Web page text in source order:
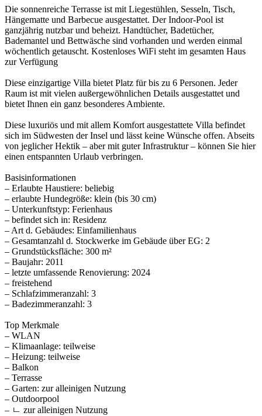
Die sonnenreiche Terrasse ist mit Liegestühlen, Sesseln, Tisch,
Hängematte und Barbecue ausgestattet. Der Indoor-Pool ist
ganzjährig nutzbar und beheizt. Handtücher, Badetücher,
Bademantel und Bettwäsche sind vorhanden und werden einmal
wöchentlich getauscht. Kostenloses WiFi steht im gesamten Haus
zur Verfügung
Diese einzigartige Villa bietet Platz für bis zu 6 Personen. Jeder
Raum ist mit vielen außergewöhnlichen Details ausgestattet und
bietet Ihnen ein ganz besonderes Ambiente.
Diese luxuriös und mit allem Komfort ausgestattete Villa befindet
sich im Südwesten der Insel und lässt keine Wünsche offen. Abseits
von jeglicher Hektik – aber mit guter Infrastruktur – können Sie hier
einen entspannten Urlaub verbringen.
Basisinformationen
– Erlaubte Haustiere: beliebig
– erlaubte Hundegröße: klein (bis 30 cm)
– Unterkunftstyp: Ferienhaus
– befindet sich in: Residenz
– Art d. Gebäudes: Einfamilienhaus
– Gesamtanzahl d. Stockwerke im Gebäude über EG: 2
– Grundstücksfläche: 300 m²
– Baujahr: 2011
– letzte umfassende Renovierung: 2024
– freistehend
– Schlafzimmeranzahl: 3
– Badezimmeranzahl: 3
Top Merkmale
– WLAN
– Klimaanlage: teilweise
– Heizung: teilweise
– Balkon
– Terrasse
– Garten: zur alleinigen Nutzung
– Outdoorpool
– ㄴ zur alleinigen Nutzung